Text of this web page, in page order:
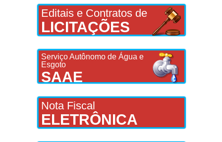
Editais e Contratos de
LICITAÇÕES
Serviço Autônomo de Água e
Esgoto
SAAE
Nota Fiscal
ELETRÔNICA